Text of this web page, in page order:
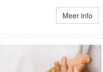
Meer info